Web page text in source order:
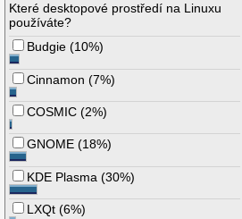
Které desktopové prostředí na Linuxu
používáte?
Budgie (10%)
Cinnamon (7%)
COSMIC (2%)
GNOME (18%)
KDE Plasma (30%)
LXQt (6%)